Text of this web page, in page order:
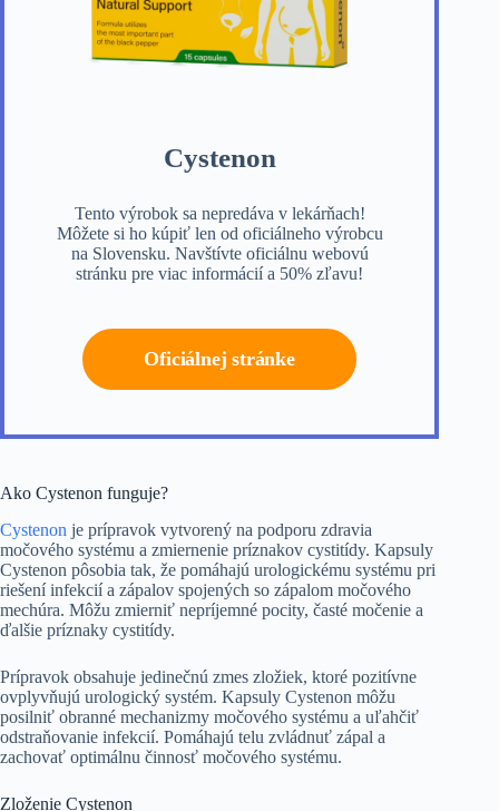
Cystenon
Tento výrobok sa nepredáva v lekárňach!
Môžete si ho kúpiť len od oficiálneho výrobcu
na Slovensku. Navštívte oficiálnu webovú
stránku pre viac informácií a 50% zľavu!
Oficiálnej stránke
Ako Cystenon funguje?
Cystenon je prípravok vytvorený na podporu zdravia
močového systému a zmiernenie príznakov cystitídy. Kapsuly
Cystenon pôsobia tak, že pomáhajú urologickému systému pri
riešení infekcií a zápalov spojených so zápalom močového
mechúra. Môžu zmierniť nepríjemné pocity, časté močenie a
ďalšie príznaky cystitídy.
Prípravok obsahuje jedinečnú zmes zložiek, ktoré pozitívne
ovplyvňujú urologický systém. Kapsuly Cystenon môžu
posilniť obranné mechanizmy močového systému a uľahčiť
odstraňovanie infekcií. Pomáhajú telu zvládnuť zápal a
zachovať optimálnu činnosť močového systému.
Zloženie Cystenon